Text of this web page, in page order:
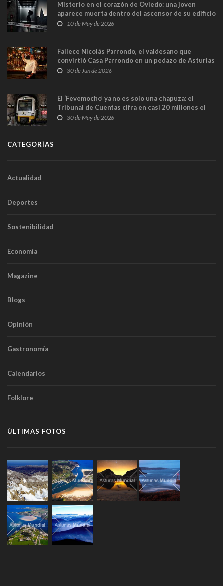
Misterio en el corazón de Oviedo: una joven
aparece muerta dentro del ascensor de su edificio
y las cámaras captan sus últimos minutos
10 de May de 2026
Fallece Nicolás Parrondo, el valdesano que
convirtió Casa Parrondo en un pedazo de Asturias
en Madrid
30 de Jun de 2026
El ‘Fevemocho’ ya no es solo una chapuza: el
Tribunal de Cuentas cifra en casi 20 millones el
sobrecoste de los trenes que no cabían por los
30 de May de 2026
CATEGORÍAS
Actualidad
Deportes
Sostenibilidad
Economía
Magazine
Blogs
Opinión
Gastronomía
Calendarios
Folklore
ÚLTIMAS FOTOS